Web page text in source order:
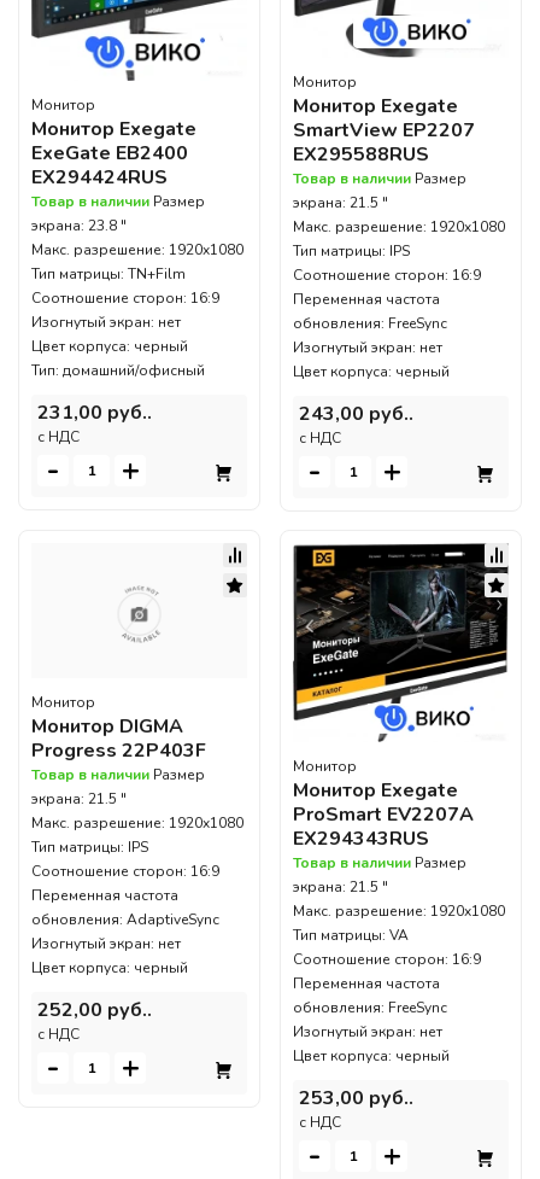
Монитор
Монитор Exegate
ExeGate EB2400
EX294424RUS
Товар в наличии Размер
экрана: 23.8 "
Макс. разрешение: 1920x1080
Тип матрицы: TN+Film
Соотношение сторон: 16:9
Изогнутый экран: нет
Цвет корпуса: черный
Тип: домашний/офисный
231,00 руб..
c НДС
- +
Монитор
Монитор Exegate
SmartView EP2207
EX295588RUS
Товар в наличии Размер
экрана: 21.5 "
Макс. разрешение: 1920x1080
Тип матрицы: IPS
Соотношение сторон: 16:9
Переменная частота
обновления: FreeSync
Изогнутый экран: нет
Цвет корпуса: черный
243,00 руб..
c НДС
- +
Монитор
Монитор DIGMA
Progress 22P403F
Товар в наличии Размер
экрана: 21.5 "
Макс. разрешение: 1920x1080
Тип матрицы: IPS
Соотношение сторон: 16:9
Переменная частота
обновления: AdaptiveSync
Изогнутый экран: нет
Цвет корпуса: черный
252,00 руб..
c НДС
- +
Монитор
Монитор Exegate
ProSmart EV2207A
EX294343RUS
Товар в наличии Размер
экрана: 21.5 "
Макс. разрешение: 1920x1080
Тип матрицы: VA
Соотношение сторон: 16:9
Переменная частота
обновления: FreeSync
Изогнутый экран: нет
Цвет корпуса: черный
253,00 руб..
c НДС
- +